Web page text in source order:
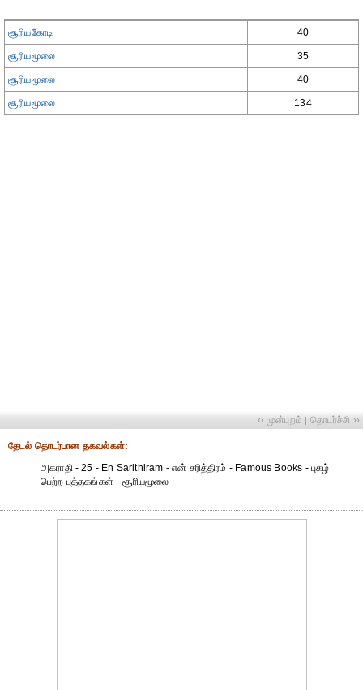
சூரியகோடி 40
சூரியமூலை 35
சூரியமூலை 40
சூரியமூலை 134
‹‹ முன்புறம் | தொடர்ச்சி ››
தேட‌ல் தொட‌ர்பான தகவ‌ல்க‌ள்:
அகராதி - 25 - En Sarithiram - என் சரித்திரம் - Famous Books - புகழ்
பெற்ற புத்தகங்கள் - சூரியமூலை